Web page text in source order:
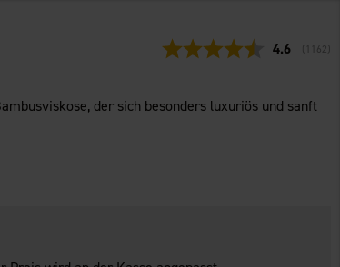
4.6 ( 1162
der sich besonders luxuriös und sanft